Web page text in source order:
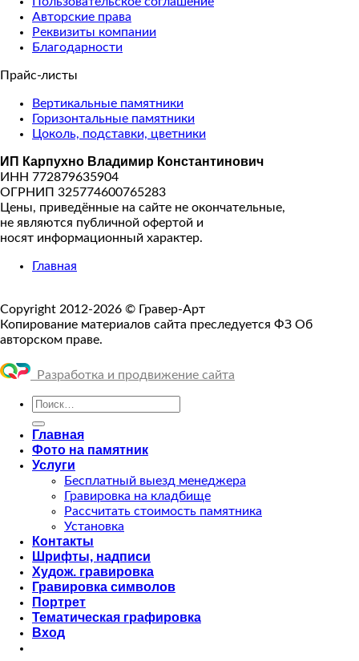
Авторские права
Реквизиты компании
Благодарности
Прайс-листы
Вертикальные памятники
Горизонтальные памятники
Цоколь, подставки, цветники
ИП Карпухно Владимир Константинович
ИНН 772879635904
ОГРНИП 325774600765283
Цены, приведённые на сайте не окончательные,
не являются публичной офертой и
носят информационный характер.
Главная
Copyright 2012-2026 © Гравер-Арт
Копирование материалов сайта преследуется ФЗ Об
авторском праве.
Разработка и продвижение сайта
Искать:
Главная
Фото на памятник
Услуги
Бесплатный выезд менеджера
Гравировка на кладбище
Рассчитать стоимость памятника
Установка
Контакты
Шрифты, надписи
Худож. гравировка
Гравировка символов
Портрет
Тематическая графировка
Вход